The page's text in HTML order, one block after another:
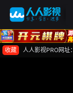
收藏 人人影视PRO网址：